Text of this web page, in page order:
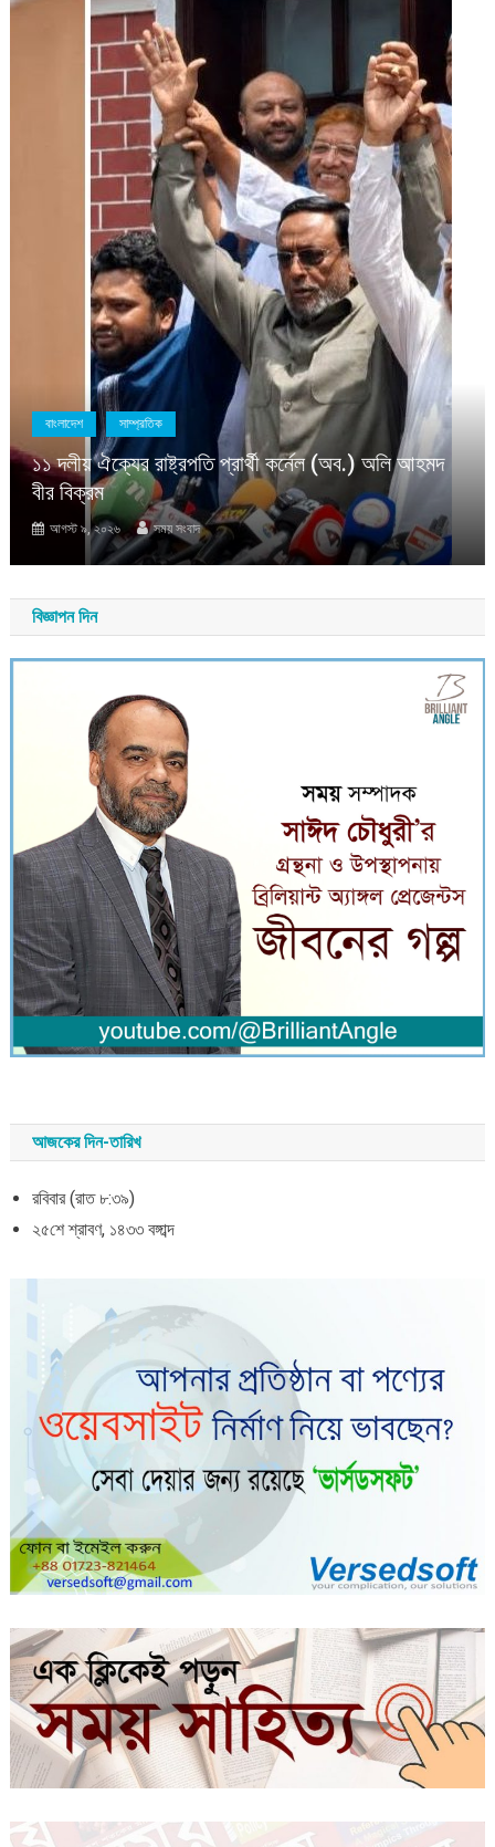
বাংলাদেশ সাম্প্রতিক
১১ দলীয় ঐক্যের রাষ্ট্রপতি প্রার্থী কর্নেল (অব.) অলি আহমদ
বীর বিক্রম
আগস্ট ৯, ২০২৬ সময় সংবাদ
বিজ্ঞাপন দিন
আজকের দিন-তারিখ
রবিবার (রাত ৮:৩৯)
২৫শে শ্রাবণ, ১৪৩৩ বঙ্গাব্দ